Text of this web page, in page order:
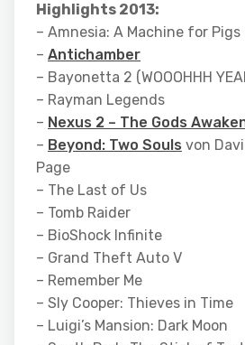
Highlights 2013:
– Amnesia: A Machine for Pigs
– Antichamber
– Bayonetta 2 (WOOOHHH
– Rayman Legends
– Nexus 2 – The Gods
– Beyond: Two Souls von
Page
– The Last of Us
– Tomb Raider
– BioShock Infinite
– Grand Theft Auto V
– Remember Me
– Sly Cooper: Thieves in Time
– Luigi’s Mansion: Dark Moon